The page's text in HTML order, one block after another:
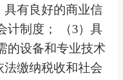
具有良好的商业信
计制度； （3）具
的设备和专业技术
法缴纳税收和社会